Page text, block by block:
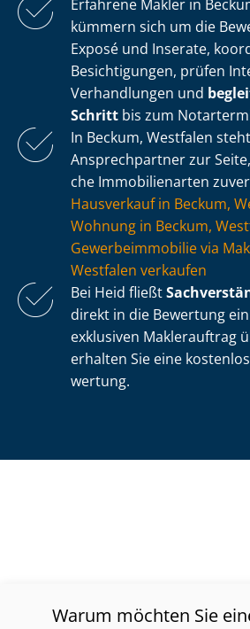
Erfahrene Makler in
kümmern sich um die
Exposé und Inserate,
Besichtigungen, prüfen
Verhandlungen und
Schritt bis zum
In Beckum, Westfalen
Ansprechpartner zur
che Immobilienarten
Hausverkauf in Beckum,
Wohnung in Beckum,
Ge­wer­be­im­mo­bi­lie via
Westfalen verkaufen
Bei Heid fließt
direkt in die Bewertung
exklusiven Maklerauftrag
erhalten Sie eine
wer­tung.
Warum möchten Sie